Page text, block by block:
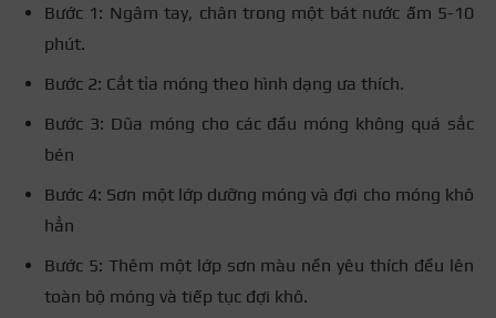
Bước 1: Ngâm tay, chân trong một bát nước ấm 5-10
phút.
Bước 2: Cắt tỉa móng theo hình dạng ưa thích.
Bước 3: Dũa móng cho các đầu móng không quá sắc
bén
Bước 4: Sơn một lớp dưỡng móng và đợi cho móng khô
hẳn
Bước 5: Thêm một lớp sơn màu nền yêu thích đều lên
toàn bộ móng và tiếp tục đợi khô.